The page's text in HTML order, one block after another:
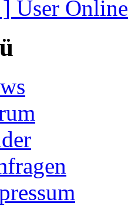
] User Online